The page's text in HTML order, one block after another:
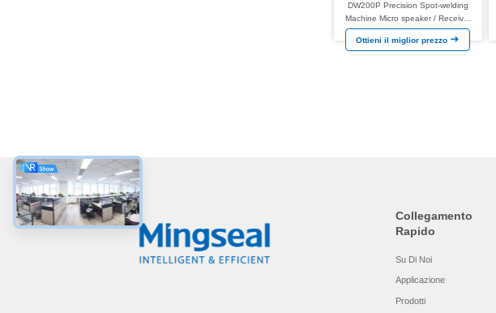
DW200P Precision Spot-welding
Machine Micro speaker / Receiver
Motore a vibrazione piatta FPC
Prodotto motore a bobina vocale
Ottieni il miglior prezzo
Collegamento
Rapido
Su Di Noi
Applicazione
Prodotti